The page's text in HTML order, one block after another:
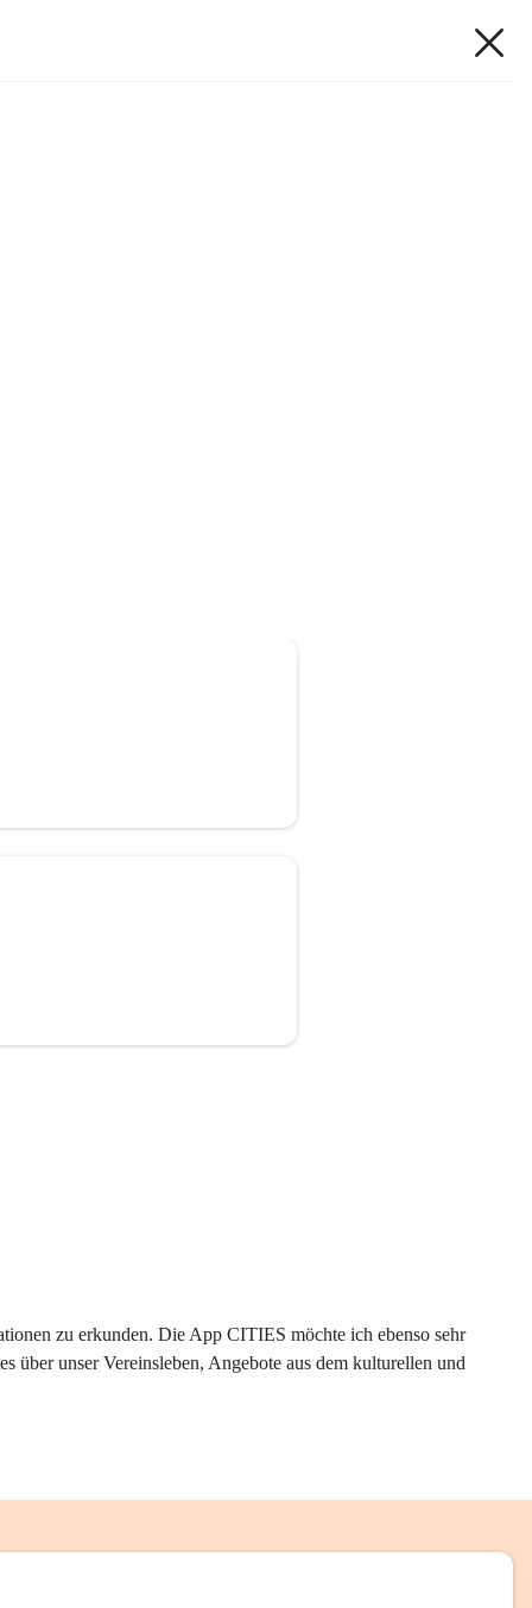
zu erkunden. Die App CITIES möchte ich ebenso sehr
über unser Vereinsleben, Angebote aus dem kulturellen und